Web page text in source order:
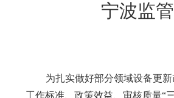
宁波监
为扎实做好部分领域设备更新
工作标准、政策效益、审核质量“